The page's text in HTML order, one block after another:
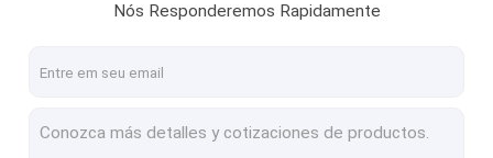
Máquina de descascar vernizes
Máquina de prensagem por estator
Nós Responderemos Rapidamente